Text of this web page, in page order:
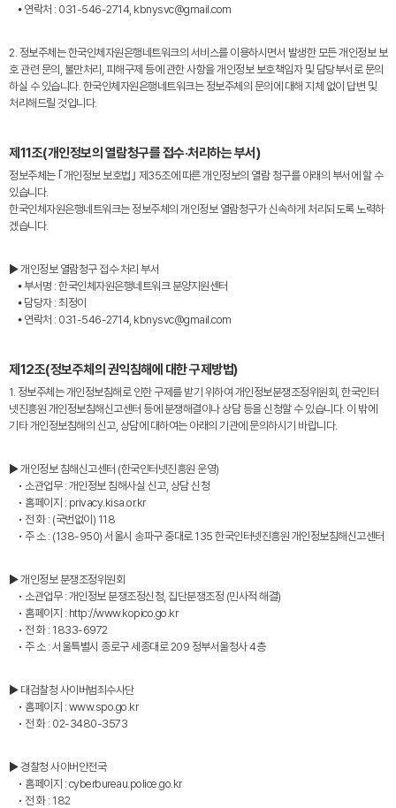
⦁ 연락처 : 031-546-2714, kbnysvc@gmail.com
2. 정보주체는 한국인체자원은행네트워크의 서비스를 이용하시면서 발생한 모든 개인정보 보
호 관련 문의, 불만처리, 피해구제 등에 관한 사항을 개인정보 보호책임자 및 담당부서로 문의
하실 수 있습니다. 한국인체자원은행네트워크는 정보주체의 문의에 대해 지체 없이 답변 및
처리해드릴 것입니다.
제11조(개인정보의 열람청구를 접수·처리하는 부서)
정보주체는 ｢개인정보 보호법｣ 제35조에 따른 개인정보의 열람 청구를 아래의 부서에 할 수
있습니다.
한국인체자원은행네트워크는 정보주체의 개인정보 열람청구가 신속하게 처리되도록 노력하
겠습니다.
▶ 개인정보 열람청구 접수·처리 부서
⦁ 부서명 : 한국인체자원은행네트워크 분양지원센터
⦁ 담당자 : 최정이
⦁ 연락처 : 031-546-2714, kbnysvc@gmail.com
제12조(정보주체의 권익침해에 대한 구제방법)
1. 정보주체는 개인정보침해로 인한 구제를 받기 위하여 개인정보분쟁조정위원회, 한국인터
넷진흥원 개인정보침해신고센터 등에 분쟁해결이나 상담 등을 신청할 수 있습니다. 이 밖에
기타 개인정보침해의 신고, 상담에 대하여는 아래의 기관에 문의하시기 바랍니다.
▶ 개인정보 침해신고센터 (한국인터넷진흥원 운영)
• 소관업무 : 개인정보 침해사실 신고, 상담 신청
• 홈페이지 : privacy.kisa.or.kr
• 전 화 : (국번없이) 118
• 주 소 : (138-950) 서울시 송파구 중대로 135 한국인터넷진흥원 개인정보침해신고센터
▶ 개인정보 분쟁조정위원회
• 소관업무 : 개인정보 분쟁조정신청, 집단분쟁조정 (민사적 해결)
• 홈페이지 : http://www.kopico.go.kr
• 전 화 : 1833-6972
• 주 소 : 서울특별시 종로구 세종대로 209 정부서울청사 4층
▶ 대검찰청 사이버범죄수사단
• 홈페이지 : www.spo.go.kr
• 전 화 : 02-3480-3573
▶ 경찰청 사이버안전국
• 홈페이지 : cyberbureau.police.go.kr
• 전 화 : 182